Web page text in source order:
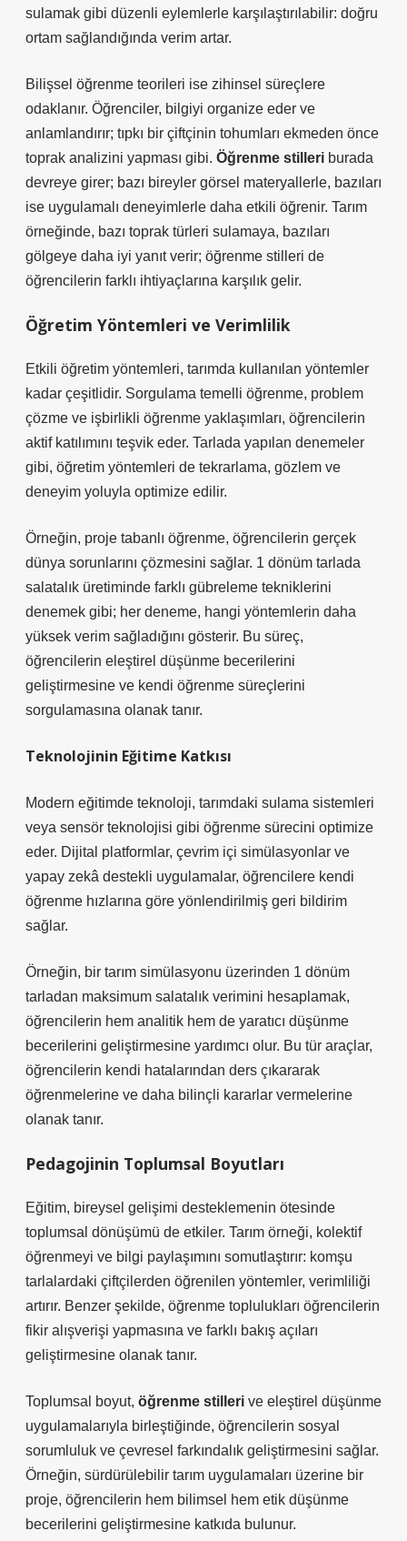
sulamak gibi düzenli eylemlerle karşılaştırılabilir: doğru
ortam sağlandığında verim artar.
Bilişsel öğrenme teorileri ise zihinsel süreçlere
odaklanır. Öğrenciler, bilgiyi organize eder ve
anlamlandırır; tıpkı bir çiftçinin tohumları ekmeden önce
toprak analizini yapması gibi. Öğrenme stilleri burada
devreye girer; bazı bireyler görsel materyallerle, bazıları
ise uygulamalı deneyimlerle daha etkili öğrenir. Tarım
örneğinde, bazı toprak türleri sulamaya, bazıları
gölgeye daha iyi yanıt verir; öğrenme stilleri de
öğrencilerin farklı ihtiyaçlarına karşılık gelir.
Öğretim Yöntemleri ve Verimlilik
Etkili öğretim yöntemleri, tarımda kullanılan yöntemler
kadar çeşitlidir. Sorgulama temelli öğrenme, problem
çözme ve işbirlikli öğrenme yaklaşımları, öğrencilerin
aktif katılımını teşvik eder. Tarlada yapılan denemeler
gibi, öğretim yöntemleri de tekrarlama, gözlem ve
deneyim yoluyla optimize edilir.
Örneğin, proje tabanlı öğrenme, öğrencilerin gerçek
dünya sorunlarını çözmesini sağlar. 1 dönüm tarlada
salatalık üretiminde farklı gübreleme tekniklerini
denemek gibi; her deneme, hangi yöntemlerin daha
yüksek verim sağladığını gösterir. Bu süreç,
öğrencilerin eleştirel düşünme becerilerini
geliştirmesine ve kendi öğrenme süreçlerini
sorgulamasına olanak tanır.
Teknolojinin Eğitime Katkısı
Modern eğitimde teknoloji, tarımdaki sulama sistemleri
veya sensör teknolojisi gibi öğrenme sürecini optimize
eder. Dijital platformlar, çevrim içi simülasyonlar ve
yapay zekâ destekli uygulamalar, öğrencilere kendi
öğrenme hızlarına göre yönlendirilmiş geri bildirim
sağlar.
Örneğin, bir tarım simülasyonu üzerinden 1 dönüm
tarladan maksimum salatalık verimini hesaplamak,
öğrencilerin hem analitik hem de yaratıcı düşünme
becerilerini geliştirmesine yardımcı olur. Bu tür araçlar,
öğrencilerin kendi hatalarından ders çıkararak
öğrenmelerine ve daha bilinçli kararlar vermelerine
olanak tanır.
Pedagojinin Toplumsal Boyutları
Eğitim, bireysel gelişimi desteklemenin ötesinde
toplumsal dönüşümü de etkiler. Tarım örneği, kolektif
öğrenmeyi ve bilgi paylaşımını somutlaştırır: komşu
tarlalardaki çiftçilerden öğrenilen yöntemler, verimliliği
artırır. Benzer şekilde, öğrenme toplulukları öğrencilerin
fikir alışverişi yapmasına ve farklı bakış açıları
geliştirmesine olanak tanır.
Toplumsal boyut, öğrenme stilleri ve eleştirel düşünme
uygulamalarıyla birleştiğinde, öğrencilerin sosyal
sorumluluk ve çevresel farkındalık geliştirmesini sağlar.
Örneğin, sürdürülebilir tarım uygulamaları üzerine bir
proje, öğrencilerin hem bilimsel hem etik düşünme
becerilerini geliştirmesine katkıda bulunur.